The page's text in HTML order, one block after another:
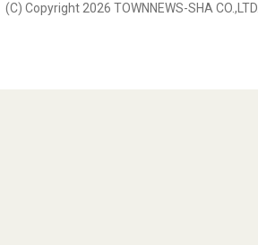
(C) Copyright 2026 TOWNNEWS-SHA CO.,LTD.